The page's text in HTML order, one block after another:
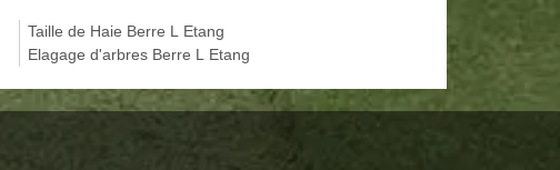
Taille de Haie Berre L Etang
Elagage d'arbres Berre L Etang